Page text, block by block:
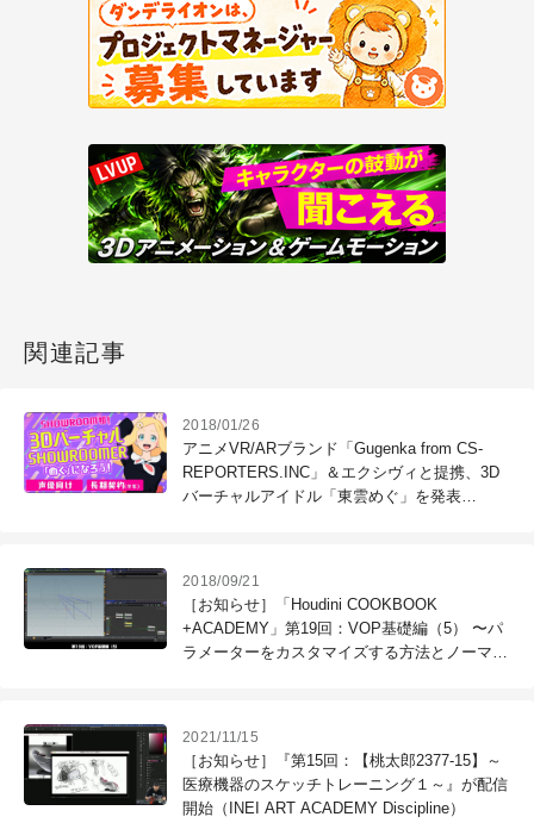
関連記事
2018/01/26
アニメVR/ARブランド「Gugenka from CS-
REPORTERS.INC」＆エクシヴィと提携、3D
バーチャルアイドル「東雲めぐ」を発表
2018/09/21
［お知らせ］「Houdini COOKBOOK
+ACADEMY」第19回：VOP基礎編（5） 〜パ
ラメーターをカスタマイズする方法とノーマル
2021/11/15
［お知らせ］『第15回：【桃太郎2377-15】～
医療機器のスケッチトレーニング１～』が配信
開始（INEI ART ACADEMY Discipline）